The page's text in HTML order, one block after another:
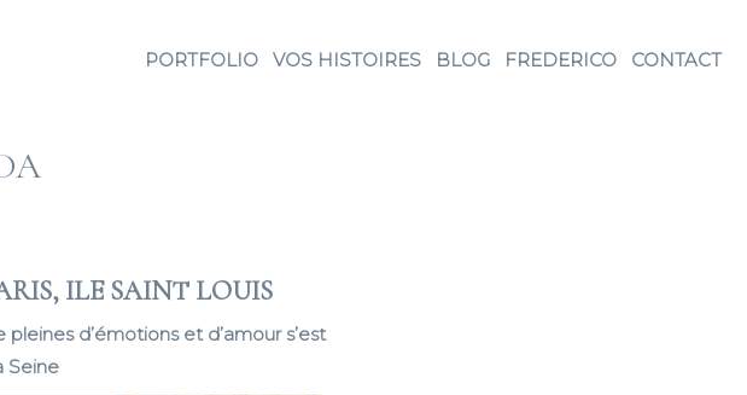
PORTFOLIO VOS HISTOIRES BLOG FREDERICO CONTACT
ILE SAINT LOUIS
d’émotions et d’amour s’est
Seine